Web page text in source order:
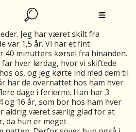
det er det rigtige sted at spørge,
har to dejlige tvillinger, der
Jeg har været skilt fra
var 1,5 år. Vi har et fint
40 minutters kørsel fra hinanden.
hver lørdag, hvor vi skiftede
os, og jeg kørte ind med dem til
har de overnattet hos ham hver
dage i ferierne. Han har 3
og 16 år, som bor hos ham hver
aldrig været særlig glad for at
da hun er meget